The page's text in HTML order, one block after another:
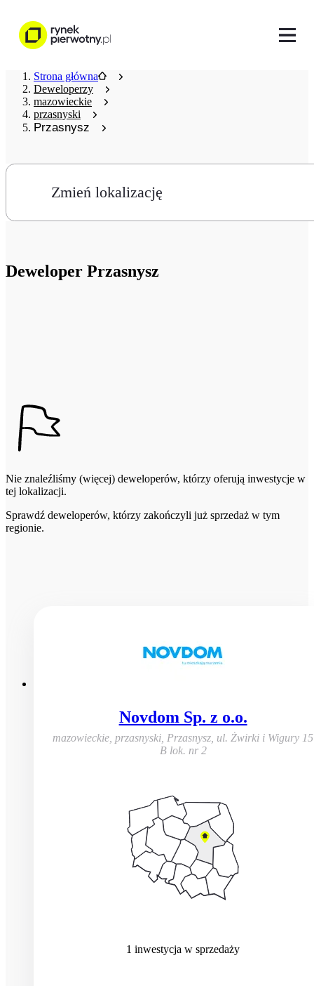
Strona główna
Deweloperzy
mazowieckie
przasnyski
Przasnysz
Zmień lokalizację
Deweloper Przasnysz
Nie znaleźliśmy (więcej) deweloperów, którzy oferują inwestycje w
tej lokalizacji.
Sprawdź deweloperów, którzy zakończyli już sprzedaż w tym
regionie.
Novdom Sp. z o.o.
mazowieckie, przasnyski, Przasnysz ul. Żwirki i Wigury 15
B lok. nr 2
1 inwestycja w sprzedaży